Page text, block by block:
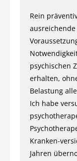
Rein
psychischen
erhalten,
Belastung
Ich habe
Kranken-
Jahren